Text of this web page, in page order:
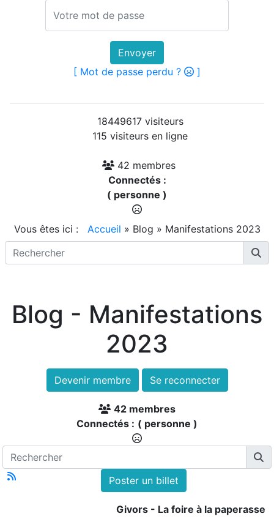
Envoyer
[ Mot de passe perdu ?
]
18449617 visiteurs
115 visiteurs en ligne
42 membres
Connectés :
( personne )
Vous êtes ici : Accueil » Blog » Manifestations 2023
Blog - Manifestations
2023
Devenir membre Se reconnecter
42 membres
Connectés : ( personne )
Poster un billet
Givors - La foire à la paperasse